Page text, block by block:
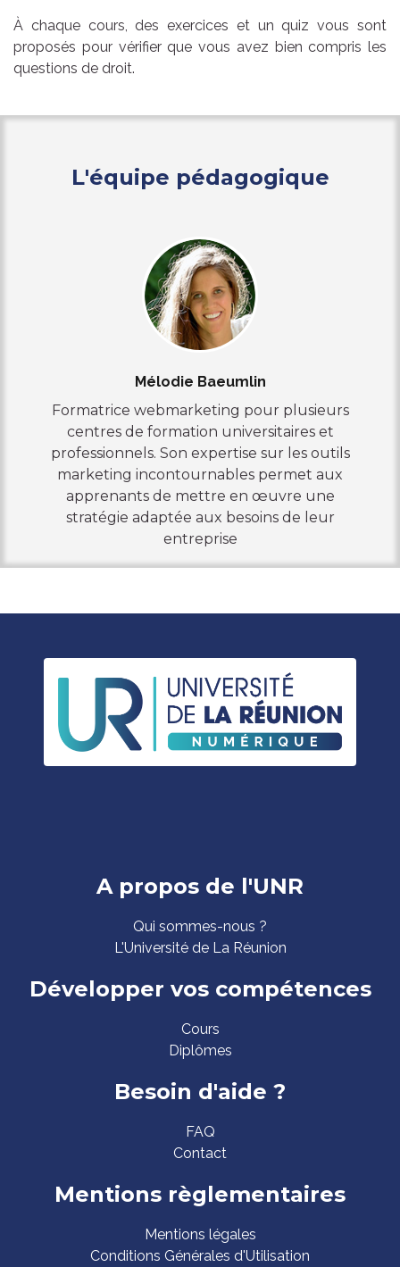
À chaque cours, des exercices et un quiz vous sont
proposés pour vérifier que vous avez bien compris les
questions de droit.
L'équipe pédagogique
Mélodie Baeumlin
Formatrice webmarketing pour plusieurs
centres de formation universitaires et
professionnels. Son expertise sur les outils
marketing incontournables permet aux
apprenants de mettre en œuvre une
stratégie adaptée aux besoins de leur
entreprise
A propos de l'UNR
Qui sommes-nous ?
L'Université de La Réunion
Développer vos compétences
Cours
Diplômes
Besoin d'aide ?
FAQ
Contact
Mentions règlementaires
Mentions légales
Conditions Générales d'Utilisation